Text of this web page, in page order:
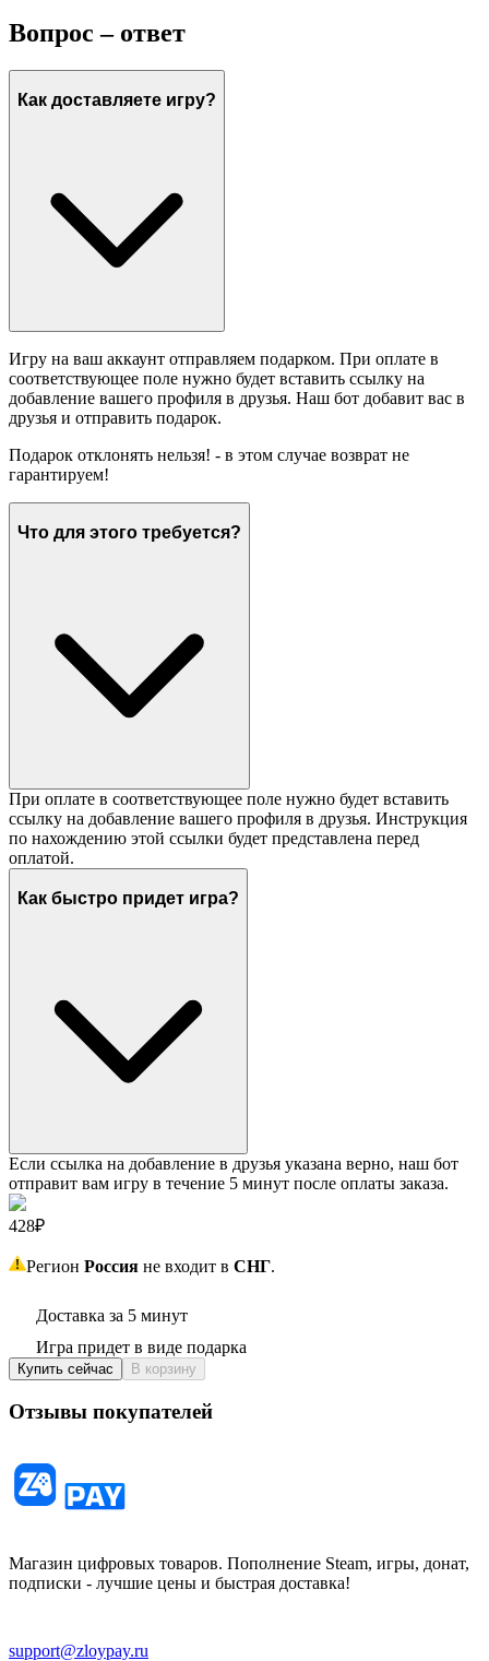
Вопрос – ответ
Как доставляете игру?
Игру на ваш аккаунт отправляем подарком. При оплате в
соответствующее поле нужно будет вставить ссылку на
добавление вашего профиля в друзья. Наш бот добавит вас в
друзья и отправить подарок.
Подарок отклонять нельзя! - в этом случае возврат не
гарантируем!
Что для этого требуется?
При оплате в соответствующее поле нужно будет вставить
ссылку на добавление вашего профиля в друзья. Инструкция
по нахождению этой ссылки будет представлена перед
оплатой.
Как быстро придет игра?
Если ссылка на добавление в друзья указана верно, наш бот
отправит вам игру в течение 5 минут после оплаты заказа.
428₽
Регион Россия не входит в СНГ.
Доставка за 5 минут
Игра придет в виде подарка
Купить сейчас В корзину
Отзывы покупателей
Магазин цифровых товаров. Пополнение Steam, игры, донат,
подписки - лучшие цены и быстрая доставка!
support@zloypay.ru